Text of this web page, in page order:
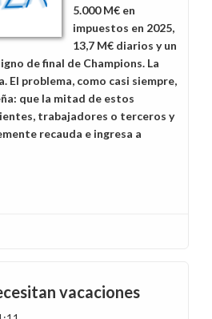
5.000 M€ en
impuestos en 2025,
13,7 M€ diarios y un
de final de Champions. La
El problema, como casi siempre,
que la mitad de estos
trabajadores o terceros y
recauda e ingresa a
vacaciones